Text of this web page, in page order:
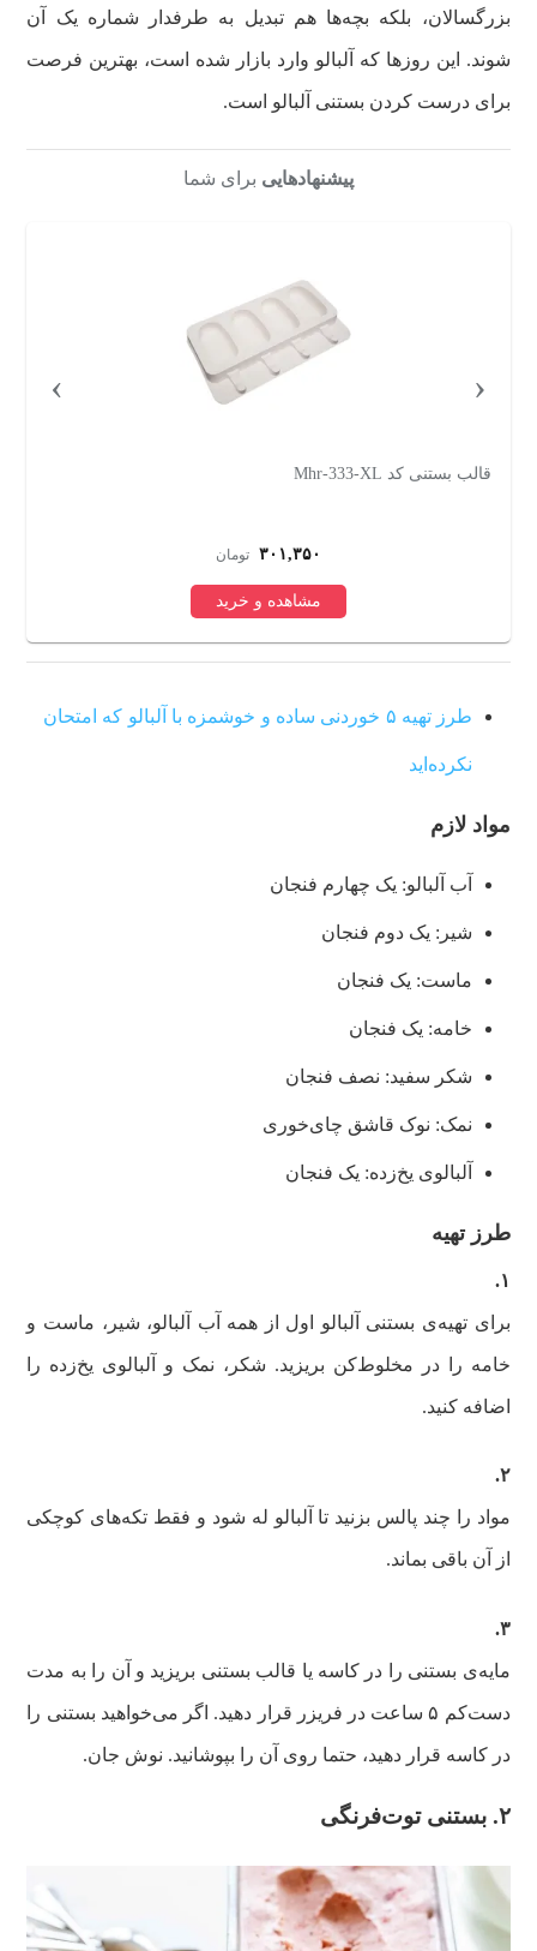
بزرگسالان، بلکه بچه‌ها هم تبدیل به طرفدار شماره یک آن
شوند. این روزها که آلبالو وارد بازار شده است، بهترین فرصت
برای درست کردن بستنی آلبالو است.
پیشنهادهایی برای شما
چوب بستنی مدل آیس مجموعه 10 عددی
۲۹۰,۰۰۰ تومان
مشاهده و خرید
‹
›
طرز تهیه ۵ خوردنی ساده و خوشمزه با آلبالو که امتحان
نکرده‌اید
مواد لازم
آب آلبالو: یک چهارم فنجان
شیر: یک دوم فنجان
ماست: یک فنجان
خامه: یک فنجان
شکر سفید: نصف فنجان
نمک: نوک قاشق چای‌خوری
آلبالوی یخ‌زده: یک فنجان
طرز تهیه
۱‌.
برای تهیه‌ی بستنی آلبالو اول از همه آب آلبالو، شیر، ماست و
خامه را در مخلوط‌کن بریزید. شکر، نمک و آلبالو‌ی یخ‌زده را
اضافه کنید.
۲.
مواد را چند پالس بزنید تا آلبالو له شود و فقط تکه‌های کوچکی
از آن باقی بماند.
۳.
مایه‌ی بستنی را در کاسه یا قالب بستنی بریزید و آن را به مدت
دست‌کم ۵ ساعت در فریزر قرار دهید. اگر می‌خواهید بستنی را
در کاسه قرار دهید، حتما روی آن را بپوشانید. نوش جان.
۲. بستنی توت‌فرنگی